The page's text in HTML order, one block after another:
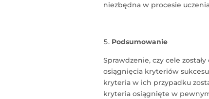
niezbędna w procesie
Podsumowanie
Sprawdzenie, czy cele
osiągnięcia kryteriów
kryteria w ich przypadku
kryteria osiągnięte w